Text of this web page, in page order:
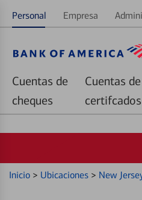
Personal Empresa
Cuentas de
cheques
Cuentas
Inicio > Ubicaciones > New